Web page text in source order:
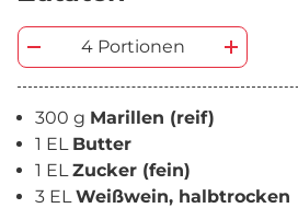
4 Portionen
300 g Marillen (reif)
1 EL Butter
1 ELZucker (fein)
3 ELWeißwein, halbtrocken